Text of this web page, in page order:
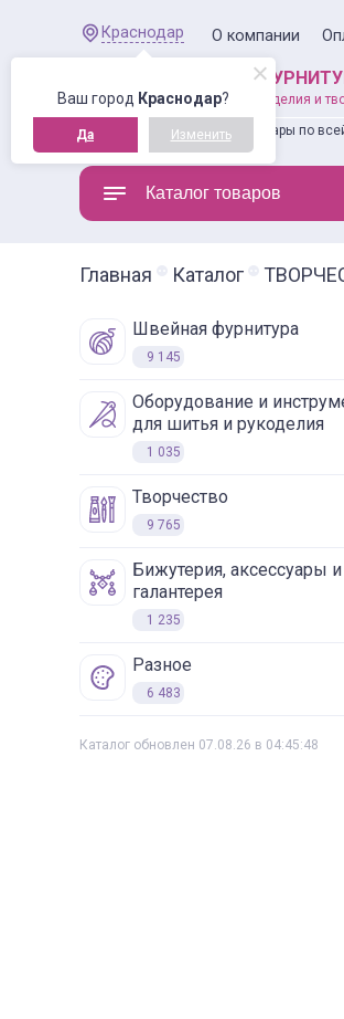
Ваш город Краснодар?
Да Изменить
Краснодар О компании
ШВЕЙНАЯ
товары для рукоделия и
Доставляем товары по
Каталог товаров
Главная Каталог
швейная фурнитура
9 145
оборудование и инструменты
для шитья и рукоделия
1 035
творчество
9 765
бижутерия, аксессуары и
галантерея
1 235
разное
6 483
Каталог обновлен 07.08.26 в 04:45:48